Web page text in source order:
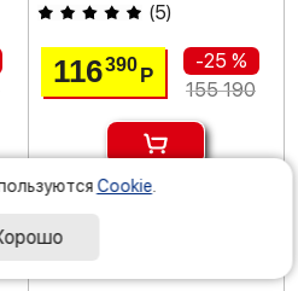
(5)
116390 Р
-25 %
155 190
под заказ
Cookie